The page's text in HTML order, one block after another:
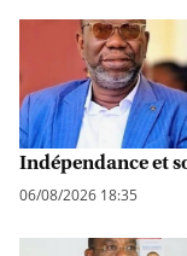
Indépendance et
06/08/2026 18:35